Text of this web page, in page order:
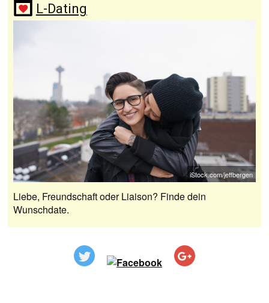
L-Dating
iStock.com/jeffbergen
Liebe, Freundschaft oder Liaison? Finde dein
Wunschdate.